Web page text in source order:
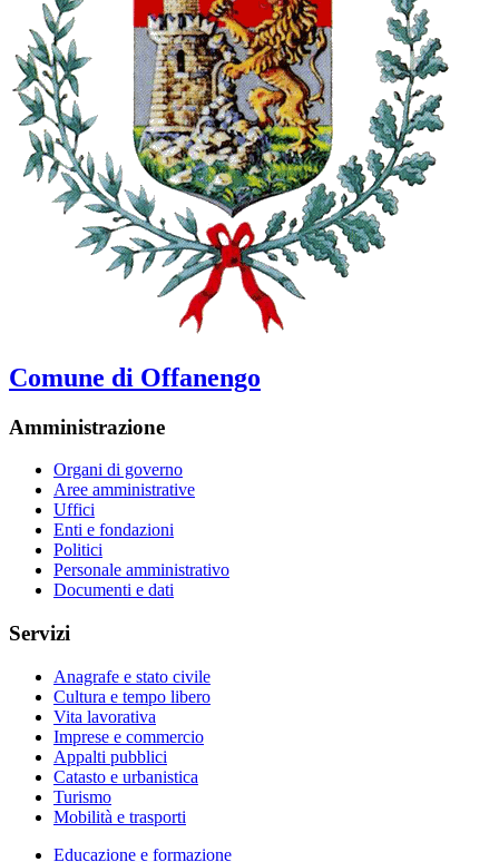
Comune di Offanengo
Amministrazione
Organi di governo
Aree amministrative
Uffici
Enti e fondazioni
Politici
Personale amministrativo
Documenti e dati
Servizi
Anagrafe e stato civile
Cultura e tempo libero
Vita lavorativa
Imprese e commercio
Appalti pubblici
Catasto e urbanistica
Turismo
Mobilità e trasporti
Educazione e formazione